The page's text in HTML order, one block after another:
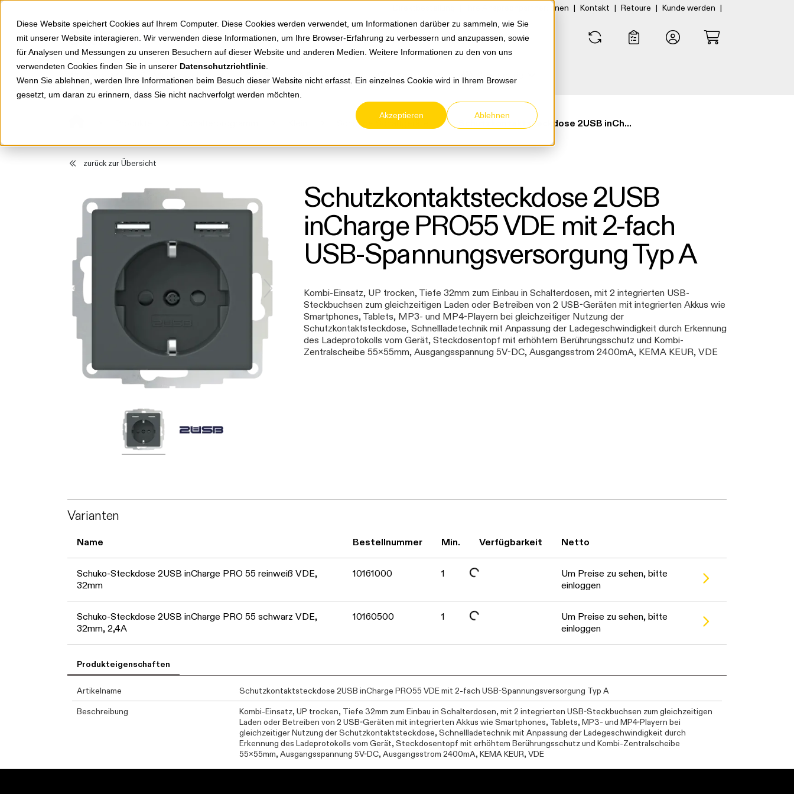
Diese Website speichert Cookies auf Ihrem Computer. Diese Cookies werden verwendet, um Informationen darüber zu sammeln, wie Sie
mit unserer Website interagieren. Wir verwenden diese Informationen, um Ihre Browser-Erfahrung zu verbessern und anzupassen, sowie
für Analysen und Messungen zu unseren Besuchern auf dieser Website und anderen Medien. Weitere Informationen zu den von uns
verwendeten Cookies finden Sie in unserer Datenschutzrichtlinie
Wenn Sie ablehnen, werden Ihre Informationen beim Besuch dieser Website nicht erfasst. Ein einzelnes Cookie wird in Ihrem Browser
gesetzt, um daran zu erinnern, dass Sie nicht nachverfolgt werden möchten.
Akzeptieren Ablehnen
Springe zu Hauptinhalt Ihre Ansprechpartner:innen | Kontakt | Retoure | Kunde werden |
Markenwelten Service & Retouren Karriere Über eltric
Sonstige Schaltgeräte Schutzkontaktsteckdose 2USB inCharge PRO55 VDE mit 2-fach USB-Spannungsversorgung Typ A
zurück zur Übersicht
Schutzkontaktsteckdose 2USB
inCharge PRO55 VDE mit 2-fach
USB-Spannungsversorgung Typ A
Kombi-Einsatz, UP trocken, Tiefe 32mm zum Einbau in Schalterdosen, mit 2 integrierten USB-
Steckbuchsen zum gleichzeitigen Laden oder Betreiben von 2 USB-Geräten mit integrierten Akkus wie
Smartphones, Tablets, MP3- und MP4-Playern bei gleichzeitiger Nutzung der
Schutzkontaktsteckdose, Schnellladetechnik mit Anpassung der Ladegeschwindigkeit durch Erkennung
des Ladeprotokolls vom Gerät, Steckdosentopf mit erhöhtem Berührungsschutz und Kombi-
Zentralscheibe 55x55mm, Ausgangsspannung 5V-DC, Ausgangsstrom 2400mA, KEMA KEUR, VDE
Varianten
Name Bestellnummer Min. Verfügbarkeit Netto
Schuko-Steckdose 2USB inCharge PRO 55 reinweiß VDE,
32mm
10161000 1
Daten werden geladen. Bitte warten...
Um Preise zu sehen, bitte
einloggen
Schuko-Steckdose 2USB inCharge PRO 55 schwarz VDE,
32mm, 2,4A
10160500 1
Daten werden geladen. Bitte warten...
Um Preise zu sehen, bitte
einloggen
Produkteigenschaften
Artikelname
Schutzkontaktsteckdose 2USB inCharge PRO55 VDE mit 2-fach USB-Spannungsversorgung Typ A
Beschreibung
Kombi-Einsatz, UP trocken, Tiefe 32mm zum Einbau in Schalterdosen, mit 2 integrierten USB-Steckbuchsen zum gleichzeitigen
Laden oder Betreiben von 2 USB-Geräten mit integrierten Akkus wie Smartphones, Tablets, MP3- und MP4-Playern bei
gleichzeitiger Nutzung der Schutzkontaktsteckdose, Schnellladetechnik mit Anpassung der Ladegeschwindigkeit durch
Erkennung des Ladeprotokolls vom Gerät, Steckdosentopf mit erhöhtem Berührungsschutz und Kombi-Zentralscheibe
55x55mm, Ausgangsspannung 5V-DC, Ausgangsstrom 2400mA, KEMA KEUR, VDE